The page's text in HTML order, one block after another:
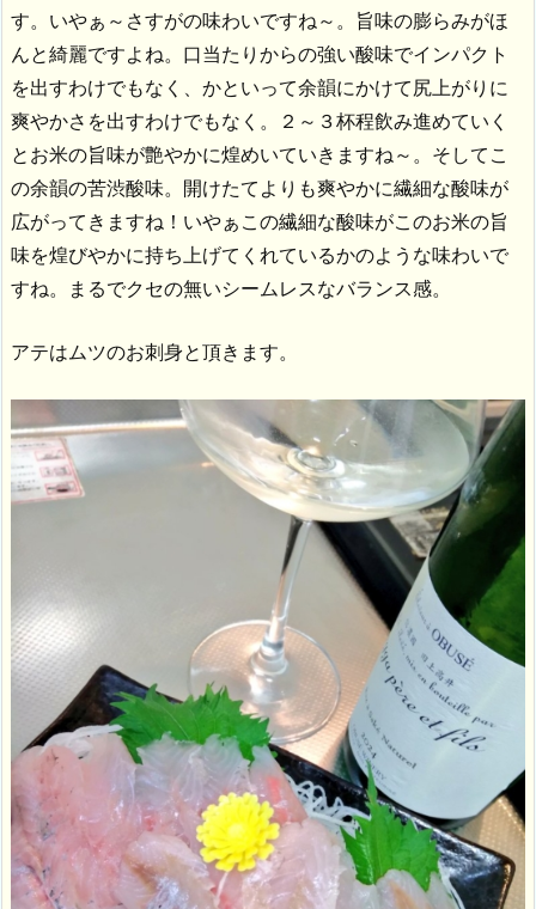
す。いやぁ～さすがの味わいですね～。旨味の膨らみがほ
んと綺麗ですよね。口当たりからの強い酸味でインパクト
を出すわけでもなく、かといって余韻にかけて尻上がりに
爽やかさを出すわけでもなく。２～３杯程飲み進めていく
とお米の旨味が艶やかに煌めいていきますね～。そしてこ
の余韻の苦渋酸味。開けたてよりも爽やかに繊細な酸味が
広がってきますね！いやぁこの繊細な酸味がこのお米の旨
味を煌びやかに持ち上げてくれているかのような味わいで
すね。まるでクセの無いシームレスなバランス感。
アテはムツのお刺身と頂きます。